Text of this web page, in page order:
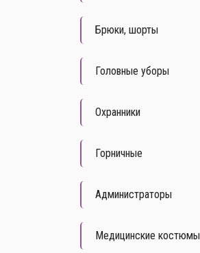
Брюки, шорты
Головные уборы
Охранники
Горничные
Администраторы
Медицинские костюмы